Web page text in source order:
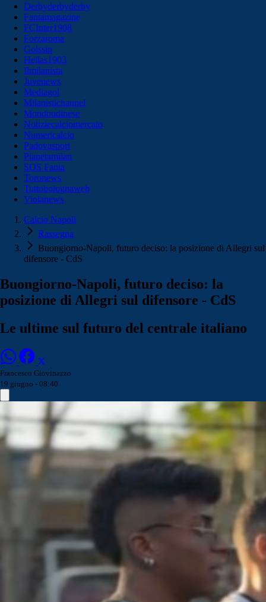
Derbyderbyderby
Fantamagazine
FCInter1908
Forzaroma
Golssip
Hellas1903
Ilmilanista
Juvenews
Mediagol
Milanistichannel
Mondoudinese
Notiziecalciomercato
Numericalcio
Padovasport
Pianetamilan
SOS Fanta
Toronews
Tuttobolognaweb
Violanews
Calcio Napoli
Rassegna
Buongiorno-Napoli, futuro deciso: la posizione di Allegri sul
difensore - CdS
Buongiorno-Napoli, futuro deciso: la
posizione di Allegri sul difensore - CdS
Le ultime sul futuro del centrale italiano
Francesco Giovinazzo
19 giugno - 08:40